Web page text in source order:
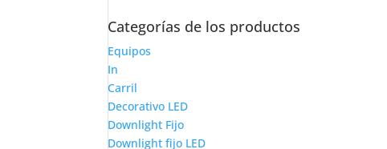
Categorías de los productos
Equipos
In
Carril
Decorativo LED
Downlight Fijo
Downlight fijo LED